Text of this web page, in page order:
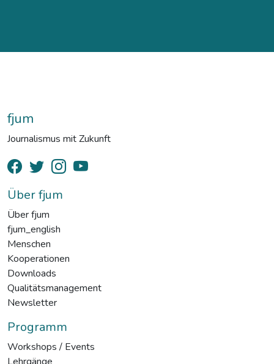
fjum
Journalismus mit Zukunft
Über fjum
Über fjum
fjum_english
Menschen
Kooperationen
Downloads
Qualitätsmanagement
Newsletter
Programm
Workshops / Events